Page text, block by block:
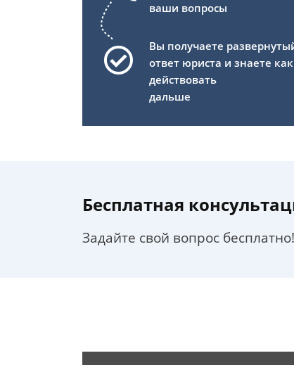
ваши вопросы
Вы получаете
ответ юриста и знаете как
действовать
дальше
Бесплатная
Задайте свой вопрос